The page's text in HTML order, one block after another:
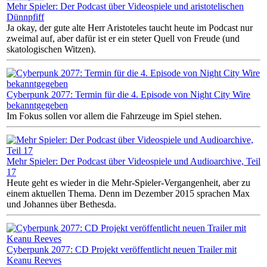
Mehr Spieler: Der Podcast über Videospiele und aristotelischen
Dünnpfiff
Ja okay, der gute alte Herr Aristoteles taucht heute im Podcast nur
zweimal auf, aber dafür ist er ein steter Quell von Freude (und
skatologischen Witzen).
Cyberpunk 2077: Termin für die 4. Episode von Night City Wire
bekanntgegeben
Im Fokus sollen vor allem die Fahrzeuge im Spiel stehen.
Mehr Spieler: Der Podcast über Videospiele und Audioarchive, Teil
17
Heute geht es wieder in die Mehr-Spieler-Vergangenheit, aber zu
einem aktuellen Thema. Denn im Dezember 2015 sprachen Max
und Johannes über Bethesda.
Cyberpunk 2077: CD Projekt veröffentlicht neuen Trailer mit
Keanu Reeves